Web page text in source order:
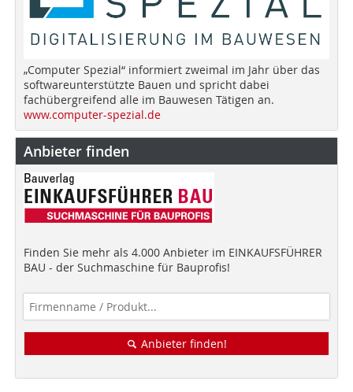
„Computer Spezial“ informiert zweimal im Jahr über das
softwareunterstützte Bauen und spricht dabei
fachübergreifend alle im Bauwesen Tätigen an.
www.computer-spezial.de
Anbieter finden
Finden Sie mehr als 4.000 Anbieter im EINKAUFSFÜHRER
BAU - der Suchmaschine für Bauprofis!
Anbieter finden!